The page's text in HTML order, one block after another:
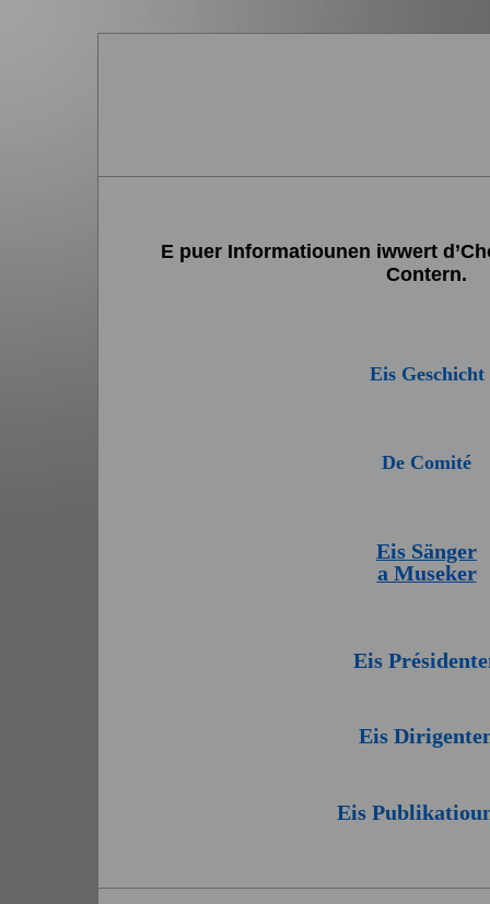
E puer Informatiounen iwwert
Contern.
Eis Geschicht
De Comité
Eis Sänger
a Museker
Eis
Eis
Eis